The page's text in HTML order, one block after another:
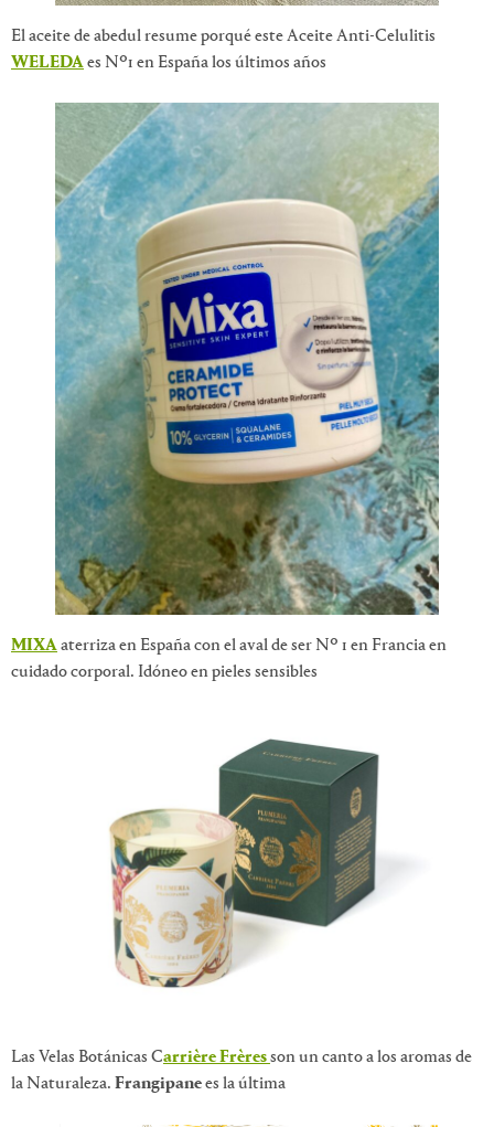
El aceite de abedul resume porqué este Aceite Anti-Celulitis
WELEDAes Nº1 en España los últimos años
MIXAaterriza en España con el aval de ser Nº 1 en Francia en
cuidado corporal. Idóneo en pieles sensibles
Las Velas Botánicas Carrière Frèresson un canto a los aromas de
la Naturaleza. Frangipanees la última